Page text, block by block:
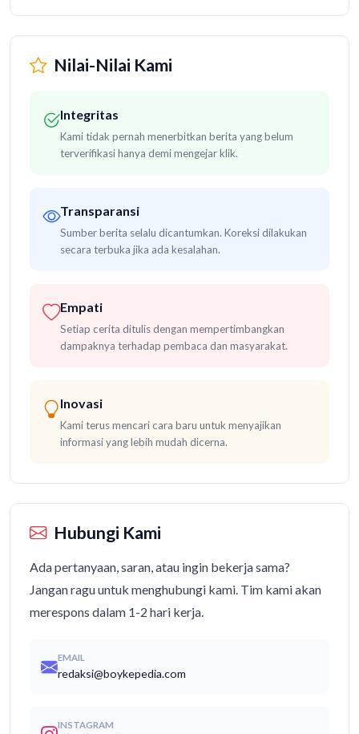
Nilai-Nilai Kami
Integritas
Kami tidak pernah menerbitkan berita yang belum
terverifikasi hanya demi mengejar klik.
Transparansi
Sumber berita selalu dicantumkan. Koreksi dilakukan
secara terbuka jika ada kesalahan.
Empati
Setiap cerita ditulis dengan mempertimbangkan
dampaknya terhadap pembaca dan masyarakat.
Inovasi
Kami terus mencari cara baru untuk menyajikan
informasi yang lebih mudah dicerna.
Hubungi Kami
Ada pertanyaan, saran, atau ingin bekerja sama?
Jangan ragu untuk menghubungi kami. Tim kami akan
merespons dalam 1-2 hari kerja.
EMAIL
redaksi@boykepedia.com
INSTAGRAM